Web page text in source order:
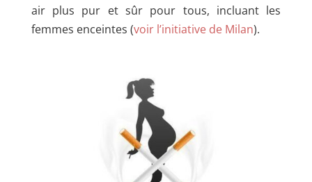
air plus pur et sûr pour tous, incluant les
femmes enceintes (voir l’initiative de Milan).